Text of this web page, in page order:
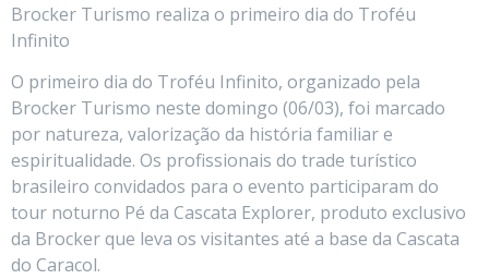
Brocker Turismo realiza o primeiro dia do Troféu
Infinito
O primeiro dia do Troféu Infinito, organizado pela
Brocker Turismo neste domingo (06/03), foi marcado
por natureza, valorização da história familiar e
espiritualidade. Os profissionais do trade turístico
brasileiro convidados para o evento participaram do
tour noturno Pé da Cascata Explorer, produto exclusivo
da Brocker que leva os visitantes até a base da Cascata
do Caracol.